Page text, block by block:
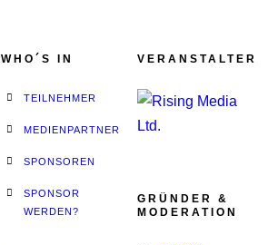
WHO´S IN
TEILNEHMER
MEDIENPARTNER
SPONSOREN
SPONSOR
WERDEN?
VERANSTALTER
GRÜNDER &
MODERATION